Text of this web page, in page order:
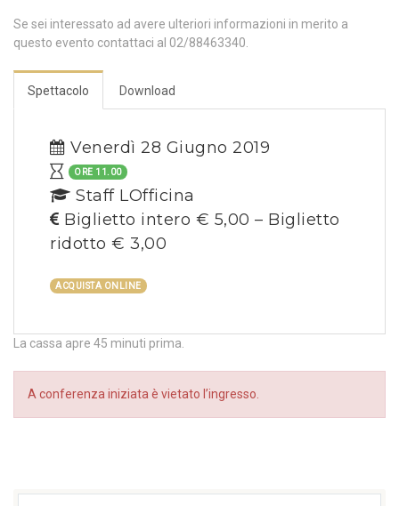
Se sei interessato ad avere ulteriori informazioni in merito a
questo evento contattaci al 02/88463340.
Spettacolo Download
Venerdì 28 Giugno 2019
ORE 11.00
Staff LOfficina
Biglietto intero € 5,00 – Biglietto
ridotto € 3,00
ACQUISTA ONLINE
La cassa apre 45 minuti prima.
A conferenza iniziata è vietato l’ingresso.